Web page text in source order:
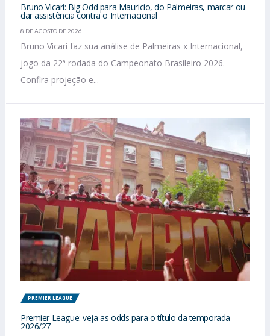
Bruno Vicari: Big Odd para Mauricio, do Palmeiras, marcar ou
dar assistência contra o Internacional
8 DE AGOSTO DE 2026
Bruno Vicari faz sua análise de Palmeiras x Internacional,
jogo da 22ª rodada do Campeonato Brasileiro 2026.
Confira projeção e...
PREMIER LEAGUE
Premier League: veja as odds para o título da temporada
2026/27